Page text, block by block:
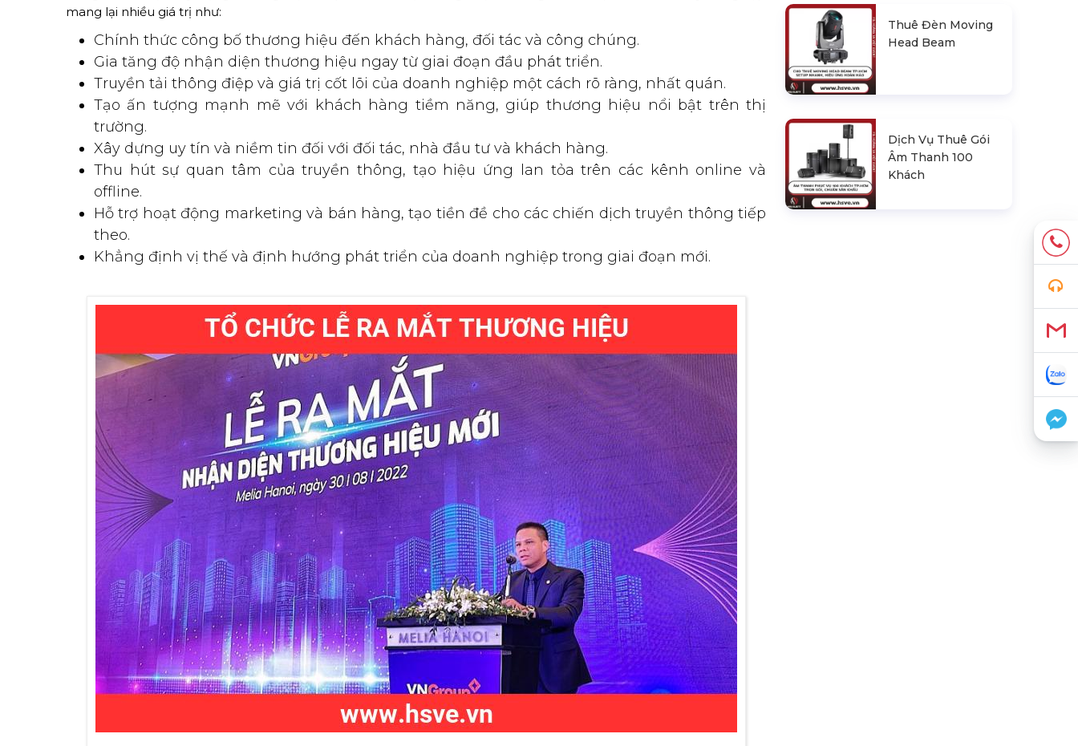
mang lại nhiều giá trị như:
Chính thức công bố thương hiệu đến khách hàng, đối tác và công chúng.
Gia tăng độ nhận diện thương hiệu ngay từ giai đoạn đầu phát triển.
Truyền tải thông điệp và giá trị cốt lõi của doanh nghiệp một cách rõ ràng, nhất quán.
Tạo ấn tượng mạnh mẽ với khách hàng tiềm năng, giúp thương hiệu nổi bật trên thị
trường.
Xây dựng uy tín và niềm tin đối với đối tác, nhà đầu tư và khách hàng.
Thu hút sự quan tâm của truyền thông, tạo hiệu ứng lan tỏa trên các kênh online và
offline.
Hỗ trợ hoạt động marketing và bán hàng, tạo tiền đề cho các chiến dịch truyền thông tiếp
theo.
Khẳng định vị thế và định hướng phát triển của doanh nghiệp trong giai đoạn mới.
Thuê Đèn Moving
Head Beam
Dịch Vụ Thuê Gói
Âm Thanh 100
Khách